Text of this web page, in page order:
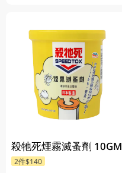
殺牠死煙霧滅蚤劑 10GM
2件$140